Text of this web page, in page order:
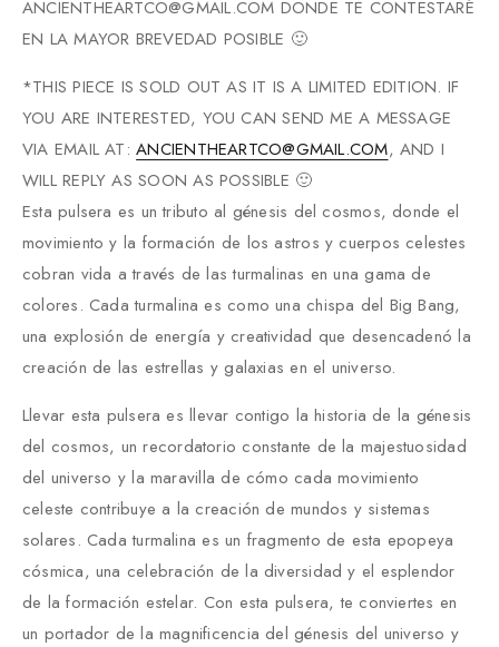
ANCIENTHEARTCO@GMAIL.COM DONDE TE CONTESTARÉ
EN LA MAYOR BREVEDAD POSIBLE 🙂
*THIS PIECE IS SOLD OUT AS IT IS A LIMITED EDITION. IF
YOU ARE INTERESTED, YOU CAN SEND ME A MESSAGE
VIA EMAIL AT:ANCIENTHEARTCO@GMAIL.COM, AND I
WILL REPLY AS SOON AS POSSIBLE 🙂
Esta pulsera es un tributo al génesis del cosmos, donde el
movimiento y la formación de los astros y cuerpos celestes
cobran vida a través de las turmalinas en una gama de
colores. Cada turmalina es como una chispa del Big Bang,
una explosión de energía y creatividad que desencadenó la
creación de las estrellas y galaxias en el universo.
Llevar esta pulsera es llevar contigo la historia de la génesis
del cosmos, un recordatorio constante de la majestuosidad
del universo y la maravilla de cómo cada movimiento
celeste contribuye a la creación de mundos y sistemas
solares. Cada turmalina es un fragmento de esta epopeya
cósmica, una celebración de la diversidad y el esplendor
de la formación estelar. Con esta pulsera, te conviertes en
un portador de la magnificencia del génesis del universo y